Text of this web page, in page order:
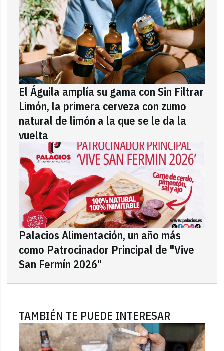
El Águila amplía su gama con Sin Filtrar
Limón, la primera cerveza con zumo
natural de limón a la que se le da la
vuelta
Palacios Alimentación, un año más
como Patrocinador Principal de "Vive
San Fermín 2026"
TAMBIÉN TE PUEDE INTERESAR